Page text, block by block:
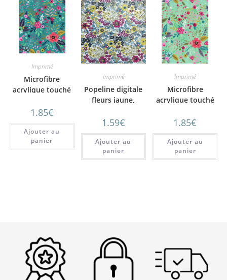
Imprimé
Microfibre
acrylique touché
fond paon
1.85€
Ajouter au
panier
Imprimé
Popeline digitale
fleurs jaune,
1.59€
Ajouter au
panier
Imprimé
Microfibre
acrylique touché
fond menthe
1.85€
Ajouter au
panier